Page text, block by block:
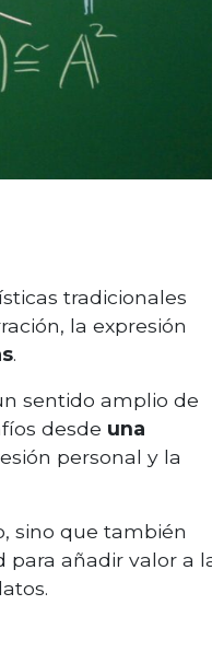
tradicionales
la expresión
.
sentido amplio de
desde una
personal y la
sino que también
para añadir valor a